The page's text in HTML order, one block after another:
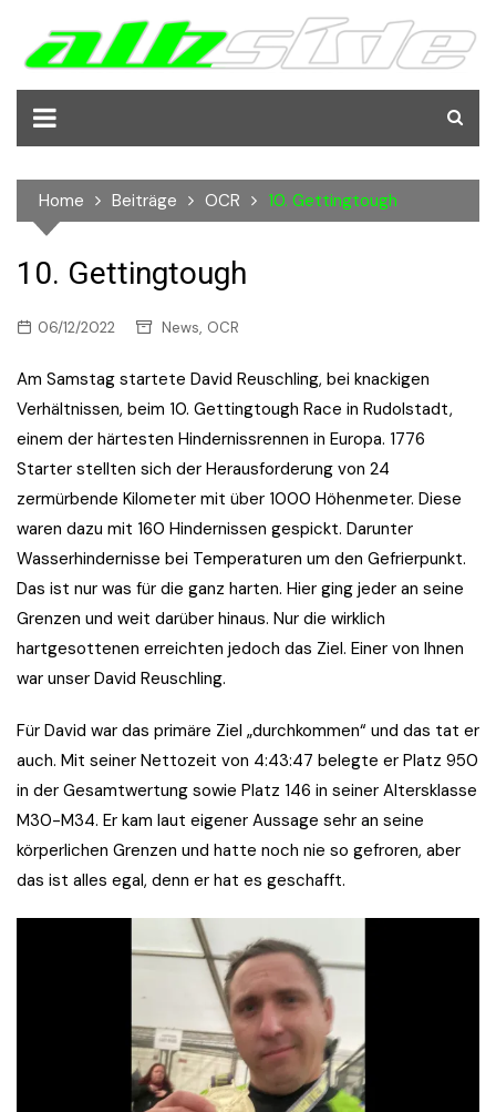
content
Home Beiträge OCR 10. Gettingtough
10. Gettingtough
06/12/2022 News, OCR
Am Samstag startete David Reuschling, bei knackigen
Verhältnissen, beim 10. Gettingtough Race in Rudolstadt,
einem der härtesten Hindernissrennen in Europa. 1776
Starter stellten sich der Herausforderung von 24
zermürbende Kilometer mit über 1000 Höhenmeter. Diese
waren dazu mit 160 Hindernissen gespickt. Darunter
Wasserhindernisse bei Temperaturen um den Gefrierpunkt.
Das ist nur was für die ganz harten. Hier ging jeder an seine
Grenzen und weit darüber hinaus. Nur die wirklich
hartgesottenen erreichten jedoch das Ziel. Einer von Ihnen
war unser David Reuschling.
Für David war das primäre Ziel „durchkommen“ und das tat er
auch. Mit seiner Nettozeit von 4:43:47 belegte er Platz 950
in der Gesamtwertung sowie Platz 146 in seiner Altersklasse
M30-M34. Er kam laut eigener Aussage sehr an seine
körperlichen Grenzen und hatte noch nie so gefroren, aber
das ist alles egal, denn er hat es geschafft.